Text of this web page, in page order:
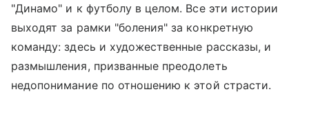
"Динамо" и к футболу в целом. Все эти истории
выходят за рамки "боления" за конкретную
команду: здесь и художественные рассказы, и
размышления, призванные преодолеть
недопонимание по отношению к этой страсти.